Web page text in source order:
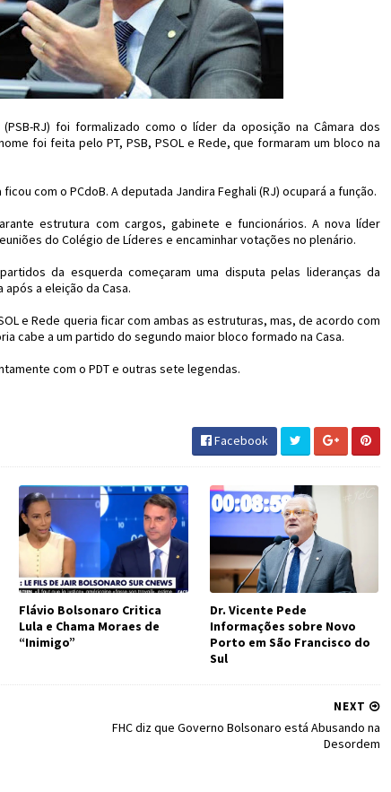
RJ) foi formalizado como o líder da oposição na Câmara dos
foi feita pelo PT, PSB, PSOL e Rede, que formaram um bloco na
ficou com o PCdoB. A deputada Jandira Feghali (RJ) ocupará a função.
estrutura com cargos, gabinete e funcionários. A nova líder
do Colégio de Líderes e encaminhar votações no plenário.
da esquerda começaram uma disputa pelas lideranças da
a eleição da Casa.
e Rede queria ficar com ambas as estruturas, mas, de acordo com
cabe a um partido do segundo maior bloco formado na Casa.
com o PDT e outras sete legendas.
Facebook
Flávio Bolsonaro Critica
Lula e Chama Moraes de
“Inimigo”
Dr. Vicente Pede
Informações sobre Novo
Porto em São Francisco do
Sul
NEXT
FHC diz que Governo Bolsonaro está Abusando na
Desordem